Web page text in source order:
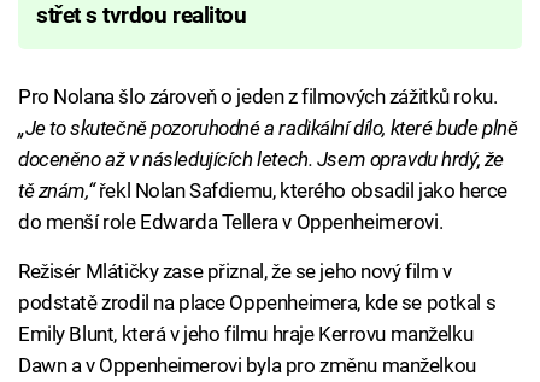
střet s tvrdou realitou
Pro Nolana šlo zároveň o jeden z filmových zážitků roku.
„Je to skutečně pozoruhodné a radikální dílo, které bude plně
doceněno až v následujících letech. Jsem opravdu hrdý, že
tě znám,“řekl Nolan Safdiemu, kterého obsadil jako herce
do menší role Edwarda Tellera v Oppenheimerovi.
Režisér Mlátičky zase přiznal, že se jeho nový film v
podstatě zrodil na place Oppenheimera, kde se potkal s
Emily Blunt, která v jeho filmu hraje Kerrovu manželku
Dawn a v Oppenheimerovi byla pro změnu manželkou